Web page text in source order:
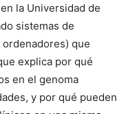
la Universidad de
sistemas de
que
explica por qué
en el genoma
y por qué pueden